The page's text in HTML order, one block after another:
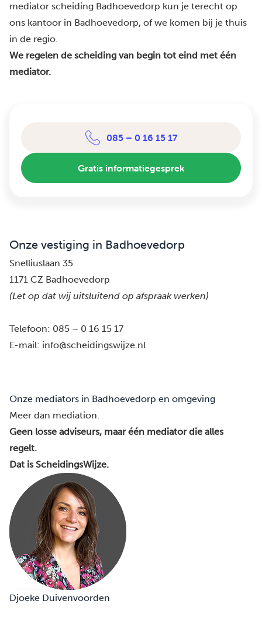
mediator scheiding Badhoevedorp kun je terecht op
ons kantoor in Badhoevedorp, of we komen bij je thuis
in de regio.
We regelen de scheiding van begin tot eind met één
mediator.
085 – 0 16 15 17
Gratis informatiegesprek
Onze vestiging in Badhoevedorp
Snelliuslaan 35
1171 CZ Badhoevedorp
(Let op dat wij uitsluitend op afspraak werken)
Telefoon: 085 – 0 16 15 17
E-mail: info@scheidingswijze.nl
Onze mediators in Badhoevedorp en omgeving
Meer dan mediation.
Geen losse adviseurs, maar één mediator die alles
regelt.
Dat is ScheidingsWijze.
Djoeke Duivenvoorden